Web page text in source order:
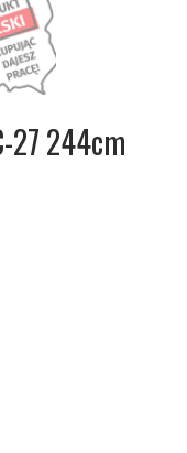
27 244cm